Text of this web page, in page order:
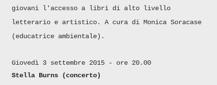
giovani l'accesso a libri di alto livello
letterario e artistico. A cura di Monica Soracase
(educatrice ambientale).
Giovedì 3 settembre 2015 - ore 20.00
Stella Burns (concerto)